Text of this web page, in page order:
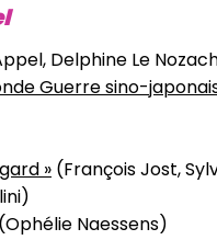
Delphine Le
Guerre sino-
» (François Jost,
(Ophélie Naessens)